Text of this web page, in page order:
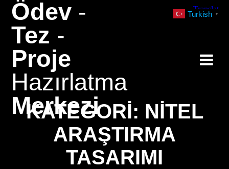
Ödev -
Tez -
Proje
Hazırlatma
Merkezi
KATEGORI: NITEL
ARAŞTIRMA
TASARIMI
Turkish ▼